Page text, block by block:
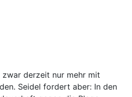
zwar derzeit nur mehr mit
Seidel fordert aber: In den